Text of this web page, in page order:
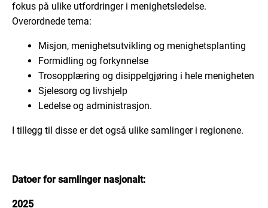
fokus på ulike utfordringer i menighetsledelse.
Overordnede tema:
Misjon, menighetsutvikling og menighetsplanting
Formidling og forkynnelse
Trosopplæring og disippelgjøring i hele menigheten
Sjelesorg og livshjelp
Ledelse og administrasjon.
I tillegg til disse er det også ulike samlinger i regionene.
Datoer for samlinger nasjonalt:
2025